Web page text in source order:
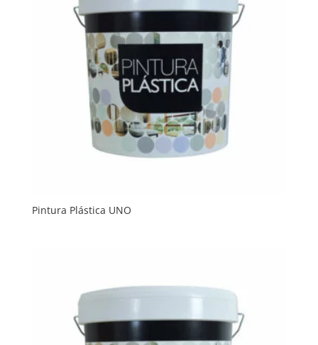
Pintura Plástica UNO